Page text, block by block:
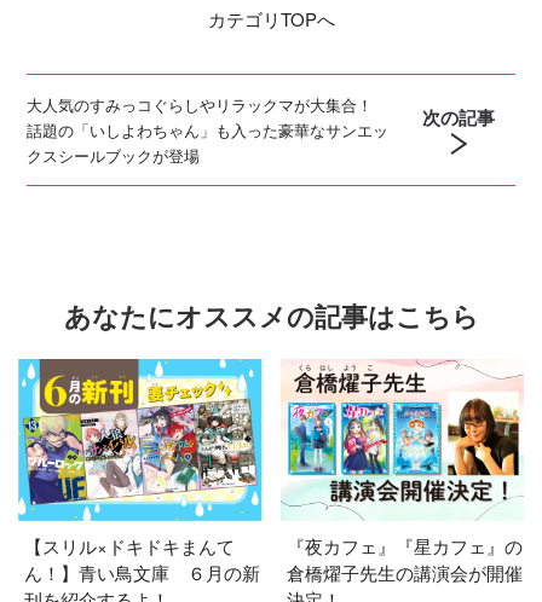
カテゴリTOPへ
大人気のすみっコぐらしやリラックマが大集合！
話題の「いしよわちゃん」も入った豪華なサンエッ
クスシールブックが登場
次の記事
あなたにオススメの記事はこちら
【スリル×ドキドキまんて
ん！】青い鳥文庫 ６月の新
『夜カフェ』『星カフェ』の
倉橋燿子先生の講演会が開催